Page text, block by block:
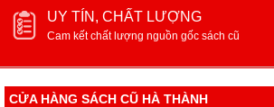
UY TÍN, CHẤT LƯỢNG
Cam kết chất lượng nguồn gốc sách cũ
CỬA HÀNG SÁCH CŨ HÀ THÀNH